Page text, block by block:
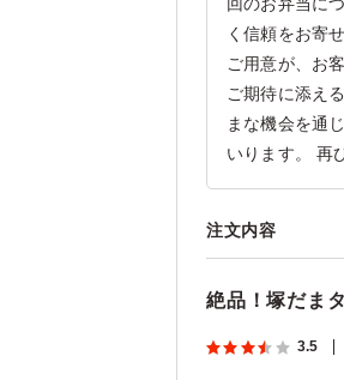
く信頼をお寄
ご用意が、お
ご期待に添え
まな機会を通
いります。 再
注文内容
絶品！塚だま
3.5